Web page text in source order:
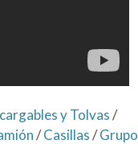
y Tolvas/
/Casillas/Grupo